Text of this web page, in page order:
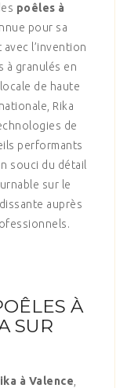
poêles à
pour sa
l’invention
à granulés en
de haute
Rika
de
performants
souci du détail
sur le
auprès
À
SUR
à Valence